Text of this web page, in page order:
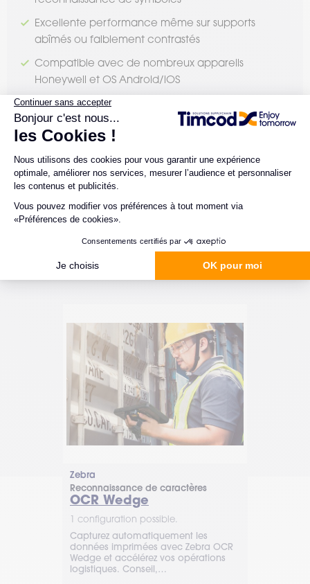
Excellente performance même sur supports
abîmés ou faiblement contrastés
Compatible avec de nombreux appareils
Honeywell et OS Android/iOS
LES POINTS DE VIGILANCE
Consommation plus importante de la batterie
Zebra
Reconnaissance de caractères
OCR Wedge
1 configuration possible.
Capturez automatiquement les
données imprimées avec Zebra OCR
Wedge et accélérez vos opérations
logistiques. Conseil,